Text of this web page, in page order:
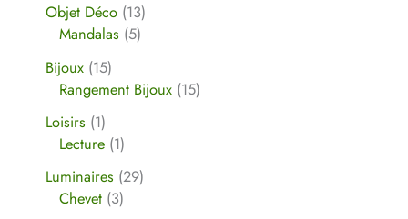
Objet Déco 13
Mandalas 5
Bijoux 15
Rangement Bijoux 15
Loisirs 1
Lecture 1
Luminaires 29
Chevet 3